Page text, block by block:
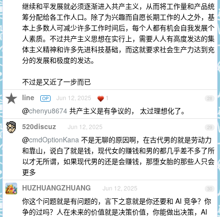
继续和平发展就必须逐渐进入共产主义，从而将工作量和产品统
筹分配给各工作人口。除了为兴趣而自愿长期工作的人之外，基
本上多数人可减少许多工作时间后，每个人都有机会自我发展个
人素质。不过共产主义思想在实行上，需要人人有高度发达的集
体主义精神和许多先进科技基础，而这就要求社会生产力达到充
分的发展和极度的发达。
不过是又近了一步而已
28
line OP Jun 12, 2025 1
@chenyu8674 共产主义是有争议的， 太过理想化了。
29
520discuz Jun 12, 2025
@cmdOptionKana 不是无聊的原因啊，在古代男的就是劳动力
和靠山，说白了就是钱，现代女的赚钱和男的都几乎差不多了所
以才无所谓，如果现代男的还是会赚钱，那堕女胎的那些人只会
更多
30
HUZHUANGZHUANG Jun 12, 2025
你这个问题就是有问题的，言下之意就是你还要和 AI 竞争？你
争的过吗？人在未来的价值就是决策价值，你能做出决策，AI